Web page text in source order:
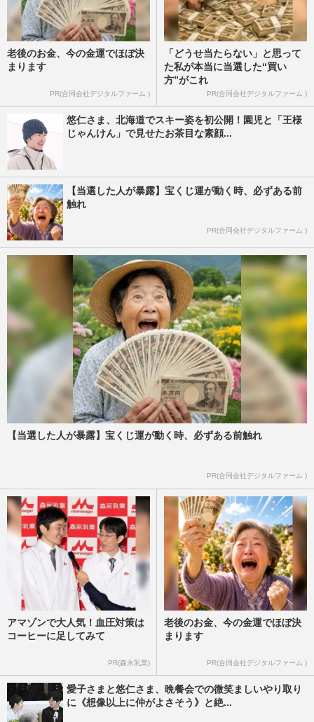
老後のお金、今の金運でほぼ決
まります
PR(合同会社デジタルファーム )
「どうせ当たらない」と思って
た私が本当に当選した“買い
方”がこれ
PR(合同会社デジタルファーム )
悠仁さま、北海道でスキー姿を初公開！園児と「王様
じゃんけん」で見せたお茶目な素顔...
【当選した人が暴露】宝くじ運が動く時、必ずある前
触れ
PR(合同会社デジタルファーム )
【当選した人が暴露】宝くじ運が動く時、必ずある前触れ
PR(合同会社デジタルファーム )
アマゾンで大人気！血圧対策は
コーヒーに足してみて
PR(森永乳業)
老後のお金、今の金運でほぼ決
まります
PR(合同会社デジタルファーム )
愛子さまと悠仁さま、晩餐会での微笑ましいやり取り
に《想像以上に仲がよさそう》と絶...